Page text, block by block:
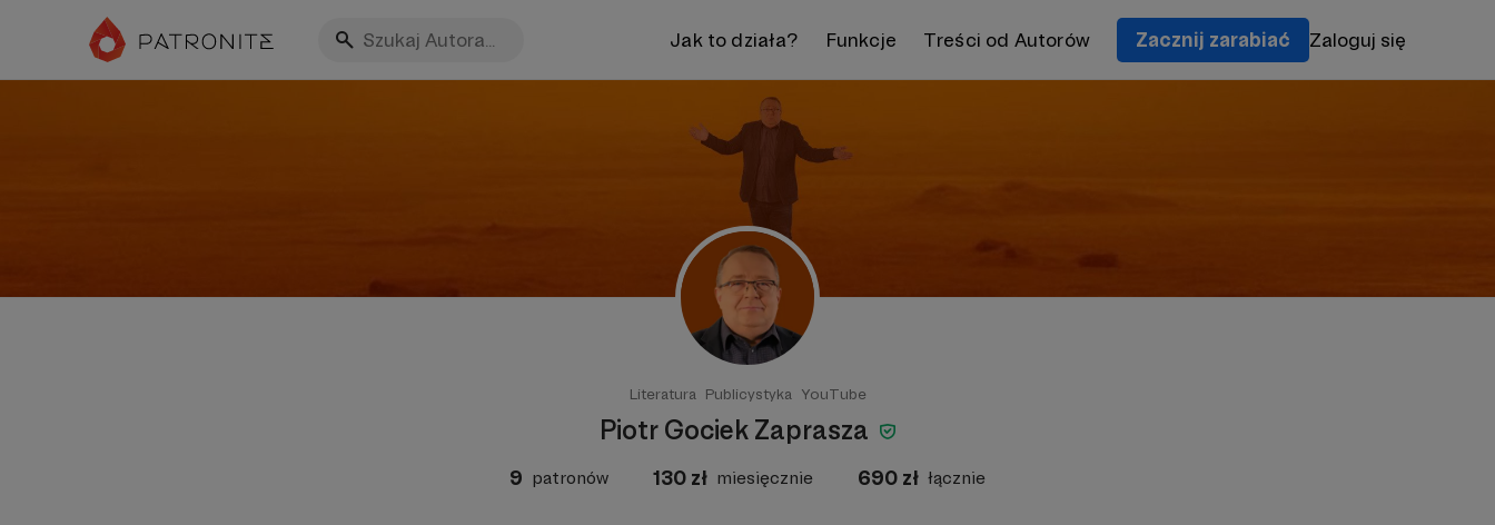
Jak to działa? Funkcje Treści od Autorów Zacznij zarabiać Zaloguj się
Literatura Publicystyka YouTube
Piotr Gociek Zaprasza
9 patronów 130 zł miesięcznie 690 zł łącznie